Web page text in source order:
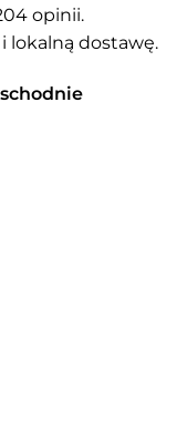
opinii.
lokalną dostawę.